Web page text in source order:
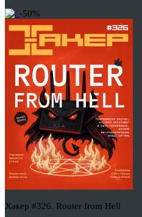
-50%
Хакер #326. Router from Hell